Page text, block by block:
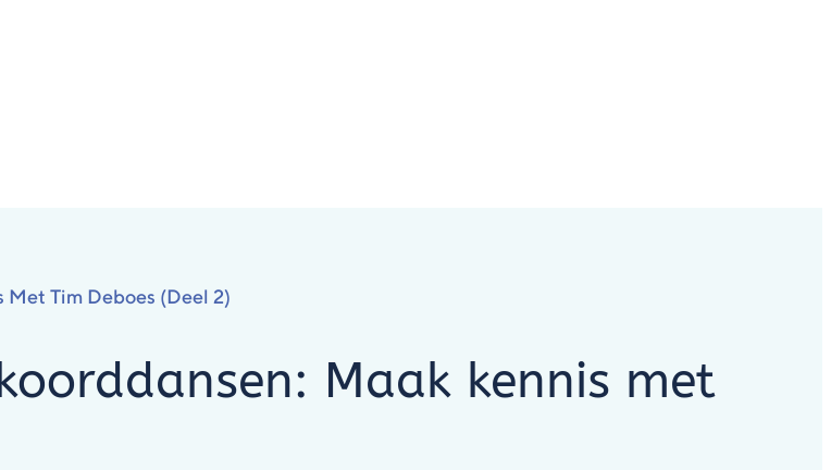
Met Tim Deboes (deel 2)
Maak kennis met